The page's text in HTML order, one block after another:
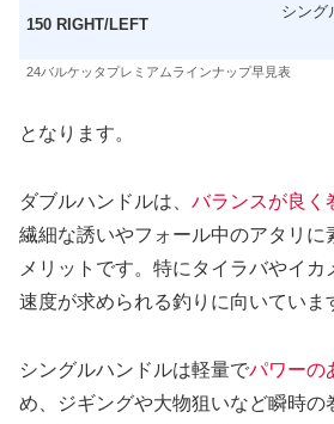
150 RIGHT/LEFT
シング
24バルケッタプレミアムラインナップ早見表
となります。
ダブルハンドルは、 バランスが良く
繊細な誘いやフォール中のアタリに
メリットです。特にタイラバやイカ
速度が求められる釣りに向いていま
シングルハンドルは軽量でパワーの
め、ジギングや大物狙いなど瞬時の